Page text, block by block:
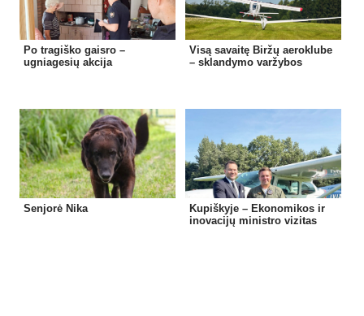
Po tragiško gaisro –
ugniagesių akcija
Visą savaitę Biržų aeroklube
– sklandymo varžybos
Senjorė Nika
Kupiškyje – Ekonomikos ir
inovacijų ministro vizitas